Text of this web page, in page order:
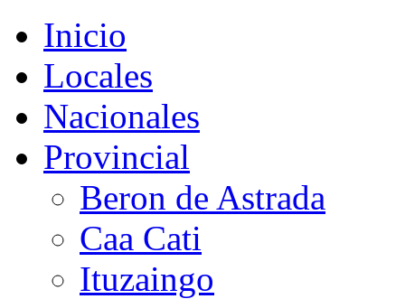
Inicio
Locales
Nacionales
Provincial
Beron de Astrada
Caa Cati
Ituzaingo